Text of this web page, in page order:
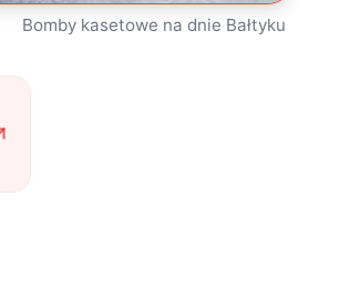
Bomby kasetowe na dnie Bałtyku